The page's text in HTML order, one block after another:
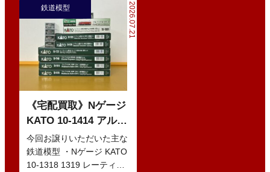
2026.07.21
鉄道模型
《宅配買取》Nゲージ
KATO 10-1414 アルプ
スの赤い客車 EWI な
どの鉄道模型
今回お譲りいただいた主な
鉄道模型 ・Nゲージ KATO
10-1318 1319 レーティッ